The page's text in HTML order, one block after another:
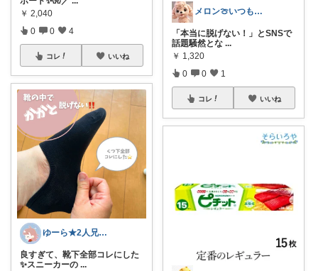
￥ 2,040
0 0 4
コレ いいね
ゆーら★2人兄弟ママ🐻正直レビュー
良すぎて、靴下全部コレにした
✨スニーカーの ...
メロン🍈いつも感謝様✨️
「本当に脱げない！」とSNSで
話題騒然とな ...
￥ 1,320
0 0 1
コレ いいね